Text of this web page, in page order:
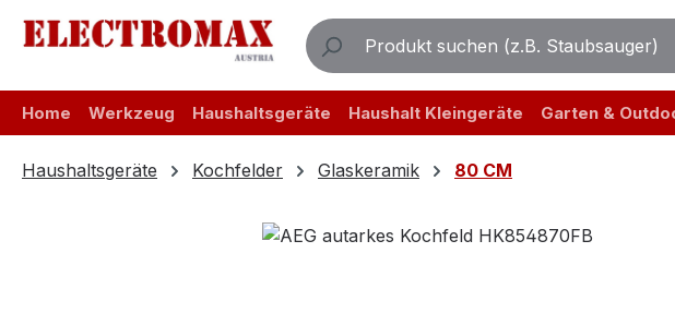
Hauptinhalt springen
Zur Suche springen
Zur Hauptnavigation springen
Home Werkzeug Haushaltsgeräte Haushalt Kleingeräte Garten &
Haushaltsgeräte Kochfelder Glaskeramik 80 CM